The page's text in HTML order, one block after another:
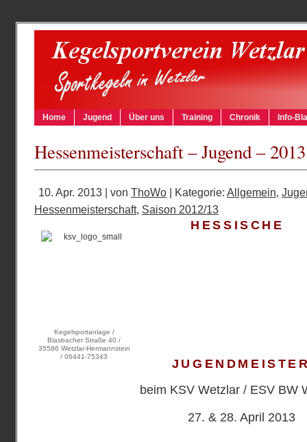
Home Jugend Über uns Training Chronik Info-
Hessenmeisterschaft – Jugend –
10. Apr. 2013 | von ThoWo | Kategorie: Allgemein,
Hessenmeisterschaft, Saison 2012/13
Kegelsportanlage /
Blasbacher Straße 40 /
35586 Wetzlar-Hermannstein
/ 06441-75343
HESSISCHE
beim KSV Wetzlar / ESV BW
27. & 28. April 2013